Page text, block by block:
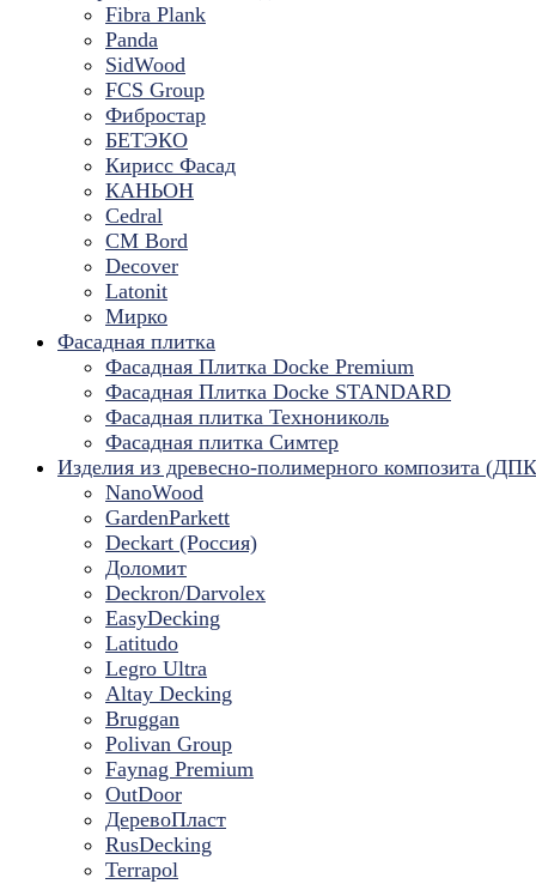
Fibra Plank
Panda
SidWood
FCS Group
Фибростар
БЕТЭКО
Кирисс Фасад
КАНЬОН
Cedral
CM Bord
Decover
Latonit
Мирко
Фасадная плитка
Фасадная Плитка Docke Premium
Фасадная Плитка Docke STANDARD
Фасадная плитка Технониколь
Фасадная плитка Симтер
Изделия из древесно-полимерного композита
NanoWood
GardenParkett
Deckart (Россия)
Доломит
Deckron/Darvolex
EasyDecking
Latitudo
Legro Ultra
Altay Decking
Bruggan
Polivan Group
Faynag Premium
OutDoor
ДеревоПласт
RusDecking
Terrapol